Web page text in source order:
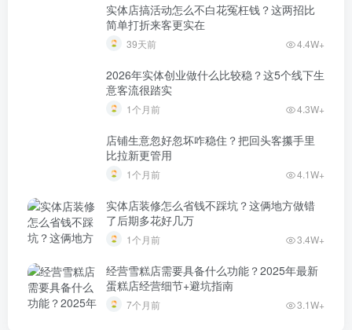
实体店搞活动怎么不白花冤枉钱？这两招比
简单打折来客更实在
39天前 4.4W+
2026年实体创业做什么比较稳？这5个线下生
意客流很踏实
1个月前 4.3W+
店铺生意忽好忽坏咋稳住？把回头客攥手里
比拉新更管用
1个月前 4.1W+
实体店装修怎么省钱不踩坑？这俩地方做错
了后期多花好几万
1个月前 3.4W+
经营雪糕店需要具备什么功能？2025年最新
蛋糕店经营细节+避坑指南
7个月前 3.1W+